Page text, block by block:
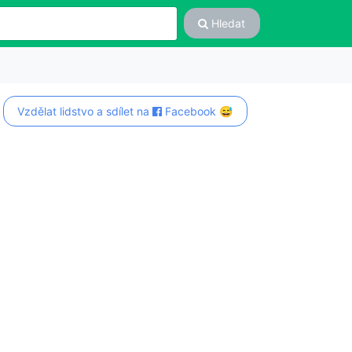
Hledat
Vzdělat lidstvo a sdílet na Facebook 😅